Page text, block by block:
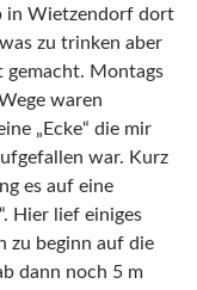
in Wietzendorf dort
zu trinken aber
gemacht. Montags
waren
„Ecke“ die mir
war. Kurz
es auf eine
Hier lief einiges
zu beginn auf die
dann noch 5 m